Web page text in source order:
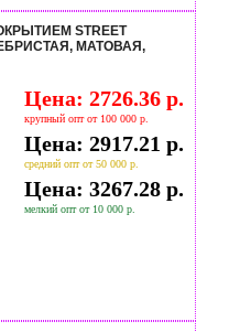
STREET
МАТОВАЯ,
Цена: 2726.36 р.
крупный опт от 100 000 р.
Цена: 2917.21 р.
средний опт от 50 000 р.
Цена: 3267.28 р.
мелкий опт от 10 000 р.